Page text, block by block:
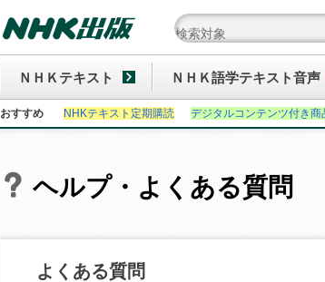
ＮＨＫテキスト ＮＨＫ語学テキスト音声
おすすめ NHKテキスト定期購読 デジタルコンテンツ付き商
ヘルプ・よくある質問
よくある質問